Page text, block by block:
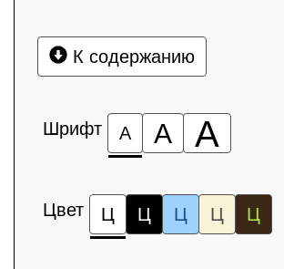
К содержанию
Шрифт А А А
Цвет Ц Ц Ц Ц Ц